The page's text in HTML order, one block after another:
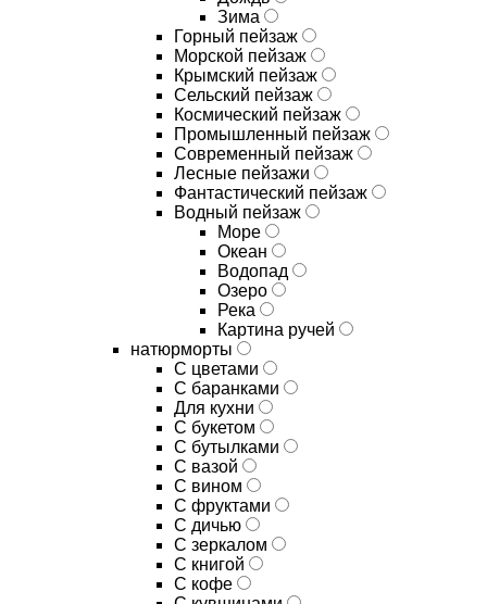
Зима
Горный пейзаж
Морской пейзаж
Крымский пейзаж
Сельский пейзаж
Космический пейзаж
Промышленный пейзаж
Современный пейзаж
Лесные пейзажи
Фантастический пейзаж
Водный пейзаж
Море
Океан
Водопад
Озеро
Река
Картина ручей
натюрморты
С цветами
С баранками
Для кухни
C букетом
C бутылками
C вазой
C вином
C фруктами
C дичью
C зеркалом
C книгой
C кофе